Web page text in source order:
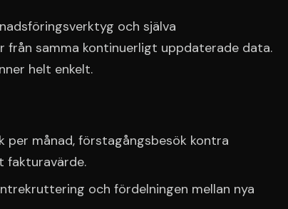
och själva
från samma kontinuerligt uppdaterade data.
helt enkelt.
per månad, förstagångsbesök kontra
fakturavärde.
och fördelningen mellan nya